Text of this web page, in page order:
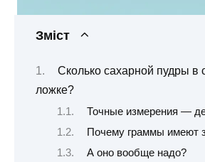
Зміст
Сколько сахарной пудры в
ложке?
Точные измерения —
Почему граммы имеют
А оно вообще надо?